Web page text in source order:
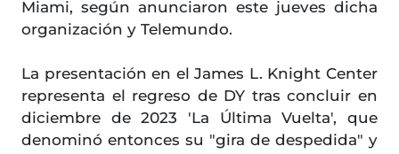
Miami, según anunciaron este jueves dicha
organización y Telemundo.
La presentación en el James L. Knight Center
representa el regreso de DY tras concluir en
diciembre de 2023 'La Última Vuelta', que
denominó entonces su "gira de despedida" y